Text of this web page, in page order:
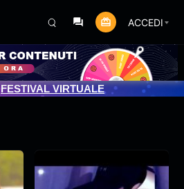
ACCEDI
FESTIVAL VIRTUALE